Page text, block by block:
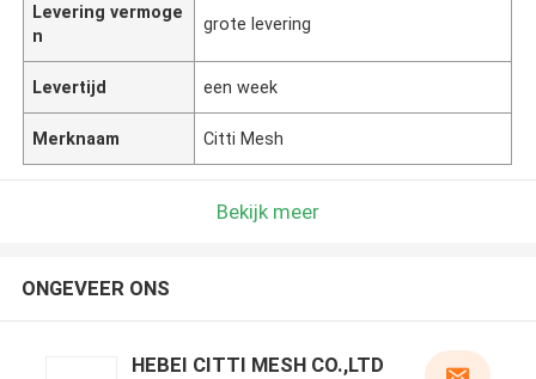
Levering vermoge
n
grote levering
Levertijd een week
Merknaam Citti Mesh
Bekijk meer
ONGEVEER ONS
HEBEI CITTI MESH CO.,LTD